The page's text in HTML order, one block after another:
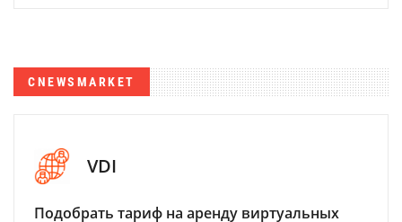
CNEWSMARKET
VDI
Подобрать тариф на аренду виртуальных